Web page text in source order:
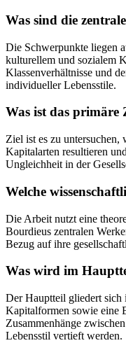
Was sind die
Die Schwerpunkte liegen
kulturellem und sozialem
Klassenverhältnisse und
individueller Lebensstile.
Was ist das primäre
Ziel ist es zu untersuchen,
Kapitalarten resultieren
Ungleichheit in der
Welche
Die Arbeit nutzt eine
Bourdieus zentralen
Bezug auf ihre
Was wird im
Der Hauptteil gliedert
Kapitalformen sowie eine
Zusammenhänge
Lebensstil vertieft werden.